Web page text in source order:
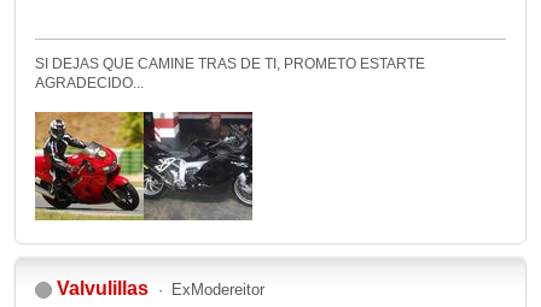
SI DEJAS QUE CAMINE TRAS DE TI, PROMETO ESTARTE
AGRADECIDO...
Valvulillas ExModereitor